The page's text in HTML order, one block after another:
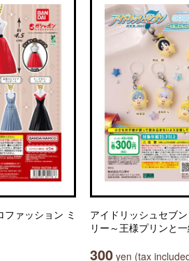
ァッション ミ
アイドリッシュセブ
リー～王様プリンと
300 yen (tax